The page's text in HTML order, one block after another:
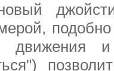
движения